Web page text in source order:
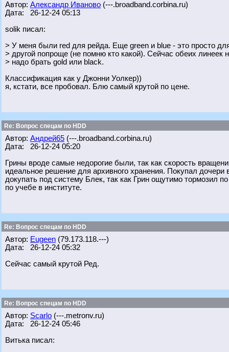
Автор: Александр Иваново (---.broadband.corbina.ru)
Дата: 26-12-24 05:13
solik писал:
> У меня были red для рейда. Еще green и blue - это просто
> другой попроще (не помню кто какой). Сейчас обеих линеек
> надо брать gold или black.
Классификация как у Джонни Уолкер))
я, кстати, все пробовал. Блю самый крутой по цене.
Re: Вопрос спецам по HDD
Автор: Андрей65 (---.broadband.corbina.ru)
Дата: 26-12-24 05:20
Грины вроде самые недорогие были, так как скорость
идеальное решение для архивного хранения. Покупал
докупать под систему Блек, так как Грин ощутимо тормозил
по учебе в институте.
Re: Вопрос спецам по HDD
Автор: Eugeen (79.173.118.---)
Дата: 26-12-24 05:32
Сейчас самый крутой Ред.
Re: Вопрос спецам по HDD
Автор: Scarlo (---.metronv.ru)
Дата: 26-12-24 05:46
Витька писал: